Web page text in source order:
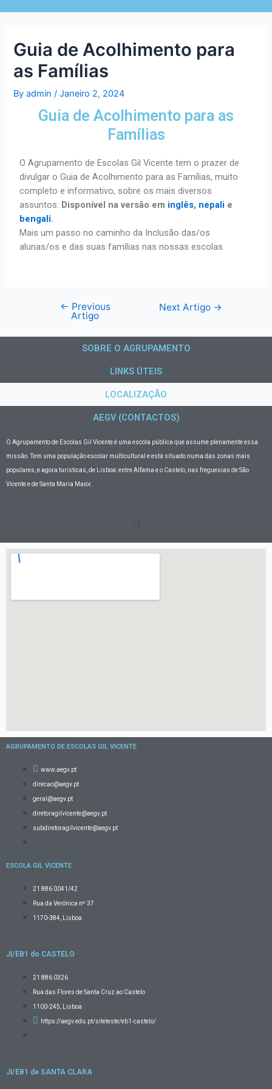
Guia de Acolhimento para
as Famílias
Byadmin/Janeiro 2, 2024
Guia de Acolhimento para as
Famílias
O Agrupamento de Escolas Gil Vicente tem o prazer de
divulgar o Guia de Acolhimento para as Famílias, muito
completo e informativo, sobre os mais diversos
assuntos. Disponível na versão em inglês, nepali e
bengali.
Mais um passo no caminho da Inclusão das/os
alunas/os e das suas famílias nas nossas escolas.
← Previous
Artigo
Next Artigo →
SOBRE O AGRUPAMENTO
LINKS ÚTEIS
LOCALIZAÇÃO
AEGV (CONTACTOS)
O Agrupamento de Escolas Gil Vicenteé uma escola pública que assume plenamente essa
missão. Tem uma população escolar multicultural e está situado numa das zonas mais
populares, e agora turísticas, de Lisboa: entre Alfama e o Castelo, nas freguesias de São
Vicente e de Santa Maria Maior.
AGRUPAMENTO DE ESCOLAS GIL VICENTE
www.aegv.pt
direcao@aegv.pt
geral@aegv.pt
diretoragilvicente@aegv.pt
subdiretoragilvicente@aegv.pt
ESCOLA GIL VICENTE
21 886 0041/42
Rua da Verónica nº 37
1170-384, Lisboa
JI/EB1 do CASTELO
21 886 0326
Rua das Flores de Santa Cruz ao Castelo
1100-245, Lisboa
https://aegv.edu.pt/siteteste/eb1-castelo/
JI/EB1 de SANTA CLARA